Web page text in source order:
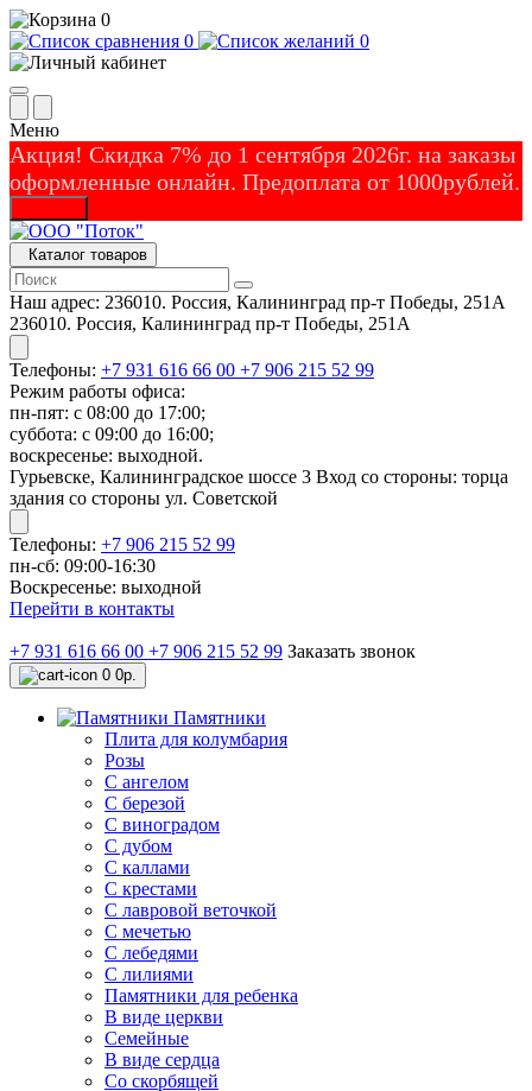
0
0
0
Меню
Акция! Скидка 7% до 1 сентября 2026г. на заказы
оформленные онлайн. Предоплата от 1000рублей.
Каталог товаров
Наш адрес: 236010. Россия, Калининград пр-т Победы, 251А
236010. Россия, Калининград пр-т Победы, 251А
Телефоны: +7 931 616 66 00 +7 906 215 52 99
Режим работы офиса:
пн-пят: с 08:00 до 17:00;
суббота: с 09:00 до 16:00;
воскресенье: выходной.
Гурьевске, Калининградское шоссе 3 Вход со стороны: торца
здания со стороны ул. Советской
Телефоны: +7 906 215 52 99
пн-сб: 09:00-16:30
Воскресенье: выходной
Перейти в контакты
+7 931 616 66 00 +7 906 215 52 99 Заказать звонок
0 0р.
Памятники
Плита для колумбария
Розы
C ангелом
C березой
С виноградом
С дубом
С каллами
С крестами
С лавровой веточкой
С мечетью
C лебедями
С лилиями
Памятники для ребенка
В виде церкви
Семейные
В виде сердца
Со скорбящей